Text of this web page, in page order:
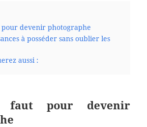
pour devenir photographe
à posséder sans oublier les
aussi :
faut pour devenir